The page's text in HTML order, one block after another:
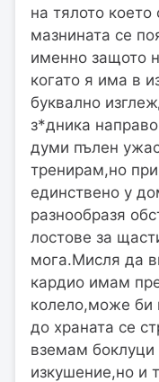
на тялото което
мазнината се
именно защото
когато я има в
буквално
з*дника
думи пълен
тренирам,но
единствено у
разнообразя
лостове за
мога.Мисля да
кардио имам
колело,може би
до храната се
вземам
изкушение,но и